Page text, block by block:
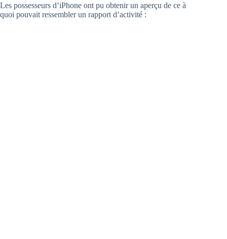
Les possesseurs d’iPhone ont pu obtenir un aperçu de ce à
quoi pouvait ressembler un rapport d’activité :